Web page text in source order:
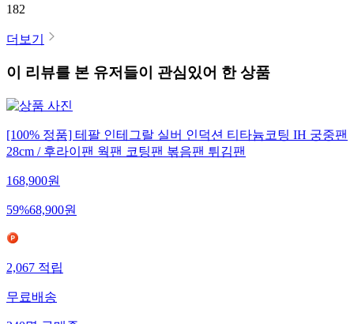
182
더보기
이 리뷰를 본 유저들이 관심있어 한 상품
[100% 정품] 테팔 인테그랄 실버 인덕션 티타늄코팅 IH 궁중팬
28cm / 후라이팬 웍팬 코팅팬 볶음팬 튀김팬
168,900원
59%68,900원
2,067 적립
무료배송